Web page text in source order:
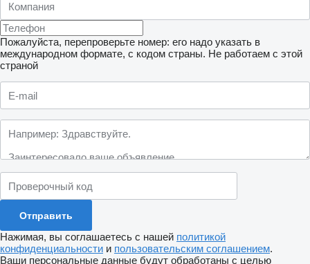
Пожалуйста, перепроверьте номер: его надо указать в
международном формате, с кодом страны. Не работаем с этой
страной
Нажимая, вы соглашаетесь с нашей политикой
конфиденциальности и пользовательским соглашением.
Ваши персональные данные будут обработаны с целью